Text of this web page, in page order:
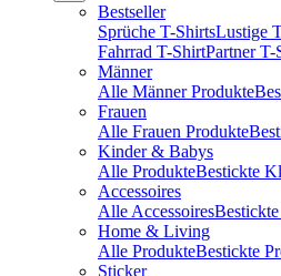
Bestseller
Sprüche T-ShirtsLustige
Fahrrad T-ShirtPartner T-
Männer
Alle Männer Produkte
Frauen
Alle Frauen Produkte
Kinder & Babys
Alle ProdukteBestickte
Accessoires
Alle Accessoires
Home & Living
Alle ProdukteBestickte
Sticker